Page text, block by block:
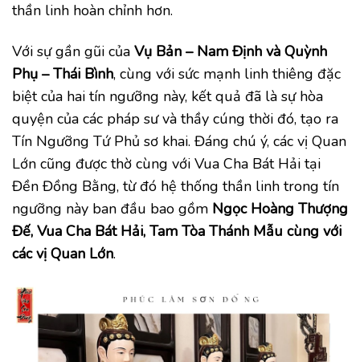
thần linh hoàn chỉnh hơn.
Với sự gần gũi của Vụ Bản – Nam Định và Quỳnh
Phụ – Thái Bình, cùng với sức mạnh linh thiêng đặc
biệt của hai tín ngưỡng này, kết quả đã là sự hòa
quyện của các pháp sư và thầy cúng thời đó, tạo ra
Tín Ngưỡng Tứ Phủ sơ khai. Đáng chú ý, các vị Quan
Lớn cũng được thờ cùng với Vua Cha Bát Hải tại
Đền Đồng Bằng, từ đó hệ thống thần linh trong tín
ngưỡng này ban đầu bao gồm Ngọc Hoàng Thượng
Đế, Vua Cha Bát Hải, Tam Tòa Thánh Mẫu cùng với
các vị Quan Lớn.